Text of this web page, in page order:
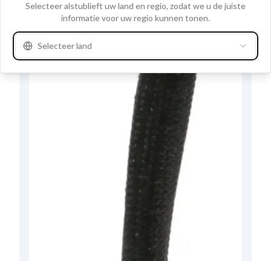
Selecteer alstublieft uw land en regio, zodat we u de juiste
informatie voor uw regio kunnen tonen.
Selecteer land